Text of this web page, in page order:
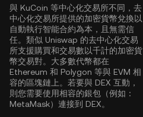
與 KuCoin 等中心化交易所不同，去
中心化交易所提供的加密貨幣兌換以
自動執行智能合約為本，且無需信
任。類似 Uniswap 的去中心化交易
所支援購買和交易數以千計的加密貨
幣交易對。大多數代幣都在
Ethereum 和 Polygon 等與 EVM 相
容的區塊鏈上。若要與 DEX 互動，
則您需要使用相容的銀包（例如：
MetaMask）連接到 DEX。